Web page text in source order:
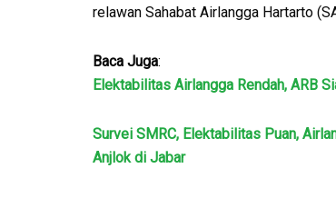
relawan Sahabat Airlangga Hartarto
Baca Juga:
Elektabilitas Airlangga Rendah, ARB
Survei SMRC, Elektabilitas Puan,
Anjlok di Jabar